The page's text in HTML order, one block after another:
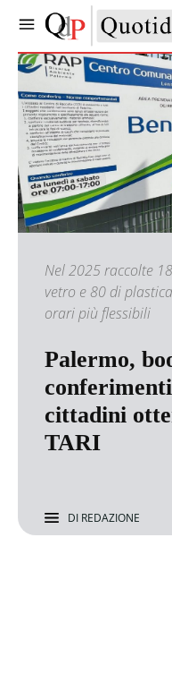
Nel 2025 raccolte
vetro e 80 di
orari più flessibili
Palermo,
cittadini
TARI
DI REDAZIONE